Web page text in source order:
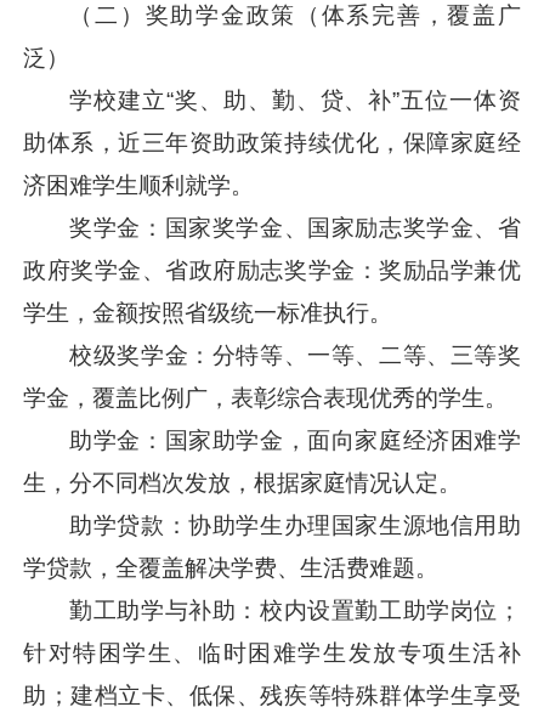
（二）奖助学金政策（体系完善，覆盖广
泛）
学校建立“奖、助、勤、贷、补”五位一体资
助体系，近三年资助政策持续优化，保障家庭经
济困难学生顺利就学。
奖学金：国家奖学金、国家励志奖学金、省
政府奖学金、省政府励志奖学金：奖励品学兼优
学生，金额按照省级统一标准执行。
校级奖学金：分特等、一等、二等、三等奖
学金，覆盖比例广，表彰综合表现优秀的学生。
助学金：国家助学金，面向家庭经济困难学
生，分不同档次发放，根据家庭情况认定。
助学贷款：协助学生办理国家生源地信用助
学贷款，全覆盖解决学费、生活费难题。
勤工助学与补助：校内设置勤工助学岗位；
针对特困学生、临时困难学生发放专项生活补
助；建档立卡、低保、残疾等特殊群体学生享受